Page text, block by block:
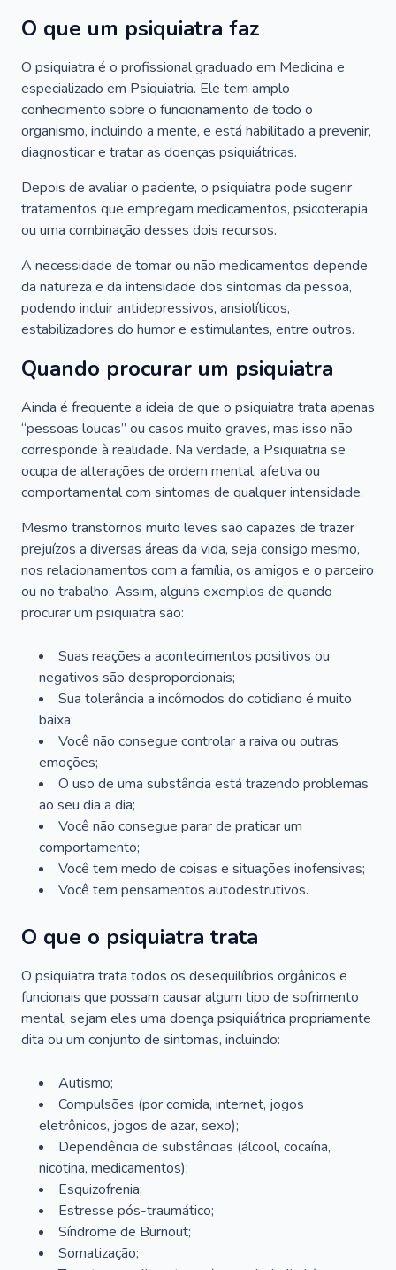
O que um psiquiatra faz
O psiquiatra é o profissional graduado em Medicina e
especializado em Psiquiatria. Ele tem amplo
conhecimento sobre o funcionamento de todo o
organismo, incluindo a mente, e está habilitado a prevenir,
diagnosticar e tratar as doenças psiquiátricas.
Depois de avaliar o paciente, o psiquiatra pode sugerir
tratamentos que empregam medicamentos, psicoterapia
ou uma combinação desses dois recursos.
A necessidade de tomar ou não medicamentos depende
da natureza e da intensidade dos sintomas da pessoa,
podendo incluir antidepressivos, ansiolíticos,
estabilizadores do humor e estimulantes, entre outros.
Quando procurar um psiquiatra
Ainda é frequente a ideia de que o psiquiatra trata apenas
“pessoas loucas” ou casos muito graves, mas isso não
corresponde à realidade. Na verdade, a Psiquiatria se
ocupa de alterações de ordem mental, afetiva ou
comportamental com sintomas de qualquer intensidade.
Mesmo transtornos muito leves são capazes de trazer
prejuízos a diversas áreas da vida, seja consigo mesmo,
nos relacionamentos com a família, os amigos e o parceiro
ou no trabalho. Assim, alguns exemplos de quando
procurar um psiquiatra são:
Suas reações a acontecimentos positivos ou
negativos são desproporcionais;
Sua tolerância a incômodos do cotidiano é muito
baixa;
Você não consegue controlar a raiva ou outras
emoções;
O uso de uma substância está trazendo problemas
ao seu dia a dia;
Você não consegue parar de praticar um
comportamento;
Você tem medo de coisas e situações inofensivas;
Você tem pensamentos autodestrutivos.
O que o psiquiatra trata
O psiquiatra trata todos os desequilíbrios orgânicos e
funcionais que possam causar algum tipo de sofrimento
mental, sejam eles uma doença psiquiátrica propriamente
dita ou um conjunto de sintomas, incluindo:
Autismo;
Compulsões (por comida, internet, jogos
eletrônicos, jogos de azar, sexo);
Dependência de substâncias (álcool, cocaína,
nicotina, medicamentos);
Esquizofrenia;
Estresse pós-traumático;
Síndrome de Burnout;
Somatização;